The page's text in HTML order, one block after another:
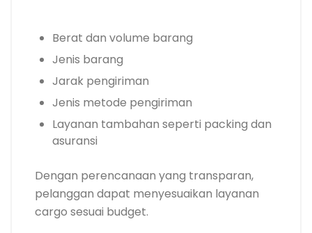
Berat dan volume barang
Jenis barang
Jarak pengiriman
Jenis metode pengiriman
Layanan tambahan seperti packing dan
asuransi
Dengan perencanaan yang transparan,
pelanggan dapat menyesuaikan layanan
cargo sesuai budget.